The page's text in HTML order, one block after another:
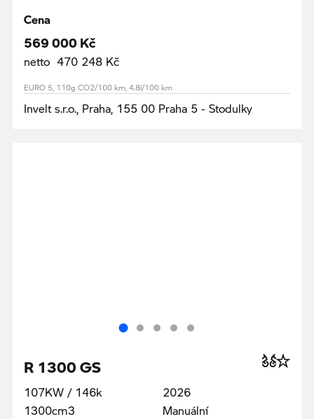
Cena
569 000 Kč
netto 470 248 Kč
EURO 5, 110g CO2/100 km, 4.8l/100 km
Invelt s.r.o., Praha, 155 00 Praha 5 - Stodulky
R 1300 GS
107KW / 146k
1300cm3
2026
Manuální